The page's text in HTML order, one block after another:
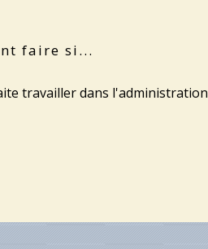
faire si...
travailler dans l'administration